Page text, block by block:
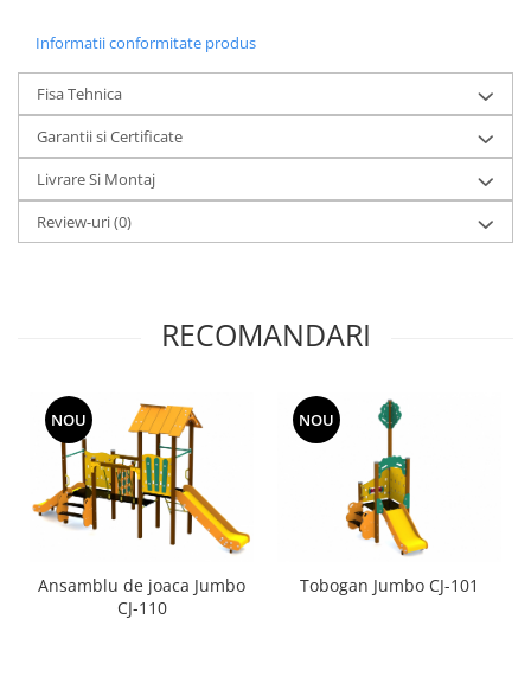
Informatii conformitate produs
Fisa Tehnica
Garantii si Certificate
Livrare Si Montaj
Review-uri(0)
RECOMANDARI
NOU
Ansamblu de joaca Jumbo
CJ-110
NOU
Tobogan Jumbo CJ-101